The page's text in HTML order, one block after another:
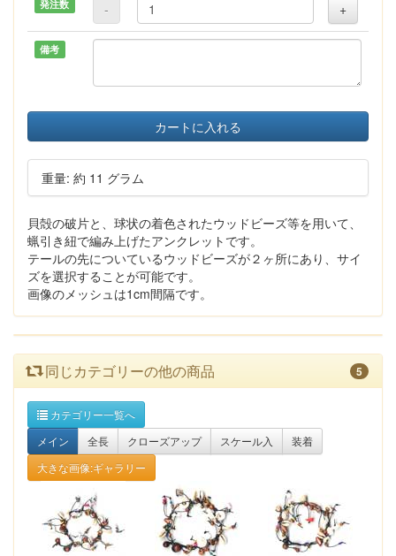
発注数 - +
備考
カートに入れる
重量: 約 11 グラム
貝殻の破片と、球状の着色されたウッドビーズ等を用いて、
蝋引き紐で編み上げたアンクレットです。
テールの先についているウッドビーズが２ヶ所にあり、サイ
ズを選択することが可能です。
画像のメッシュは1cm間隔です。
同じカテゴリーの他の商品 5
カテゴリー一覧へ
メイン
全長 クローズアップ スケール入
装着
大きな画像:ギャラリー